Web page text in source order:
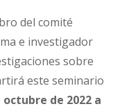
del comité
e investigador
sobre
este seminario
de 2022 a